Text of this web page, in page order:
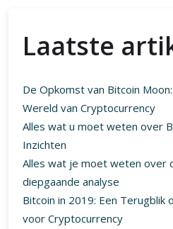
Laatste
De Opkomst van Bitcoin
Wereld van Cryptocurrency
Alles wat u moet weten over
Inzichten
Alles wat je moet weten over
diepgaande analyse
Bitcoin in 2019: Een Terugblik
voor Cryptocurrency